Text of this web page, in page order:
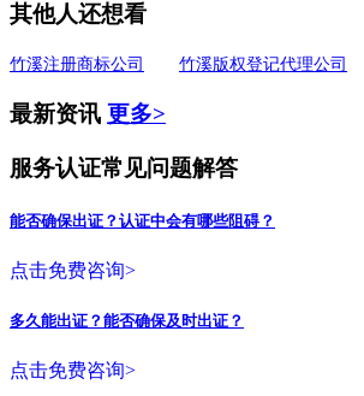
其他人还想看
竹溪注册商标公司 竹溪版权登记代理公司
最新资讯 更多>
服务认证常见问题解答
能否确保出证？认证中会有哪些阻碍？
点击免费咨询>
多久能出证？能否确保及时出证？
点击免费咨询>